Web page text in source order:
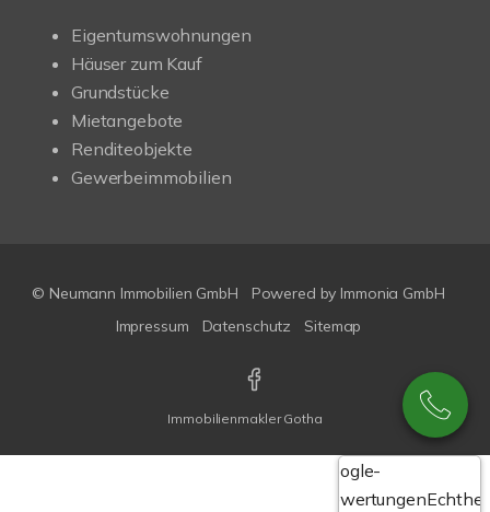
Eigentumswohnungen
Häuser zum Kauf
Grundstücke
Mietangebote
Renditeobjekte
Gewerbeimmobilien
© Neumann Immobilien GmbH Powered by Immonia GmbH
Impressum
Datenschutz Sitemap
Immobilienmakler Gotha
Google-
Bewertungen